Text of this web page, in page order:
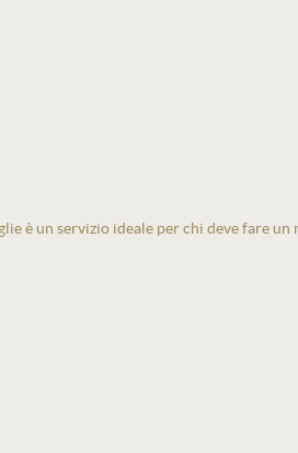
un servizio ideale per chi deve fare un